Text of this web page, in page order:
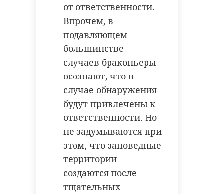
от ответственности.
Впрочем, в
подавляющем
большинстве
случаев браконьеры
осознают, что в
случае обнаружения
будут привлечены к
ответственности. Но
не задумываются при
этом, что заповедные
территории
создаются после
тщательных